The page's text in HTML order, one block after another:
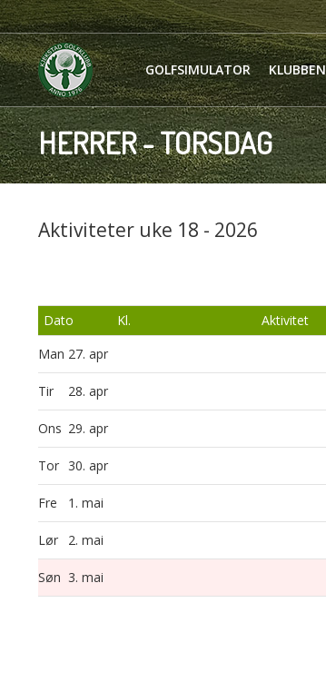
HERRER - TORSDAG
GOLFSIMULATOR KLUBBEN
Aktiviteter uke 18 - 2026
Dato Kl. Aktivitet
Man 27. apr
Tir 28. apr
Ons 29. apr
Tor 30. apr
Fre 1. mai
Lør 2. mai
Søn 3. mai